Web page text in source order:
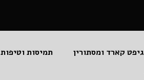
גיפט קארד ומסתורין תמיסות וטיפות